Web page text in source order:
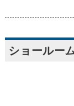
ショールー